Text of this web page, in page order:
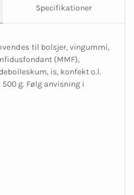
Specifikationer
til bolsjer, vingummi,
(MMF),
is, konfekt o.l.
500 g. Følg anvisning i